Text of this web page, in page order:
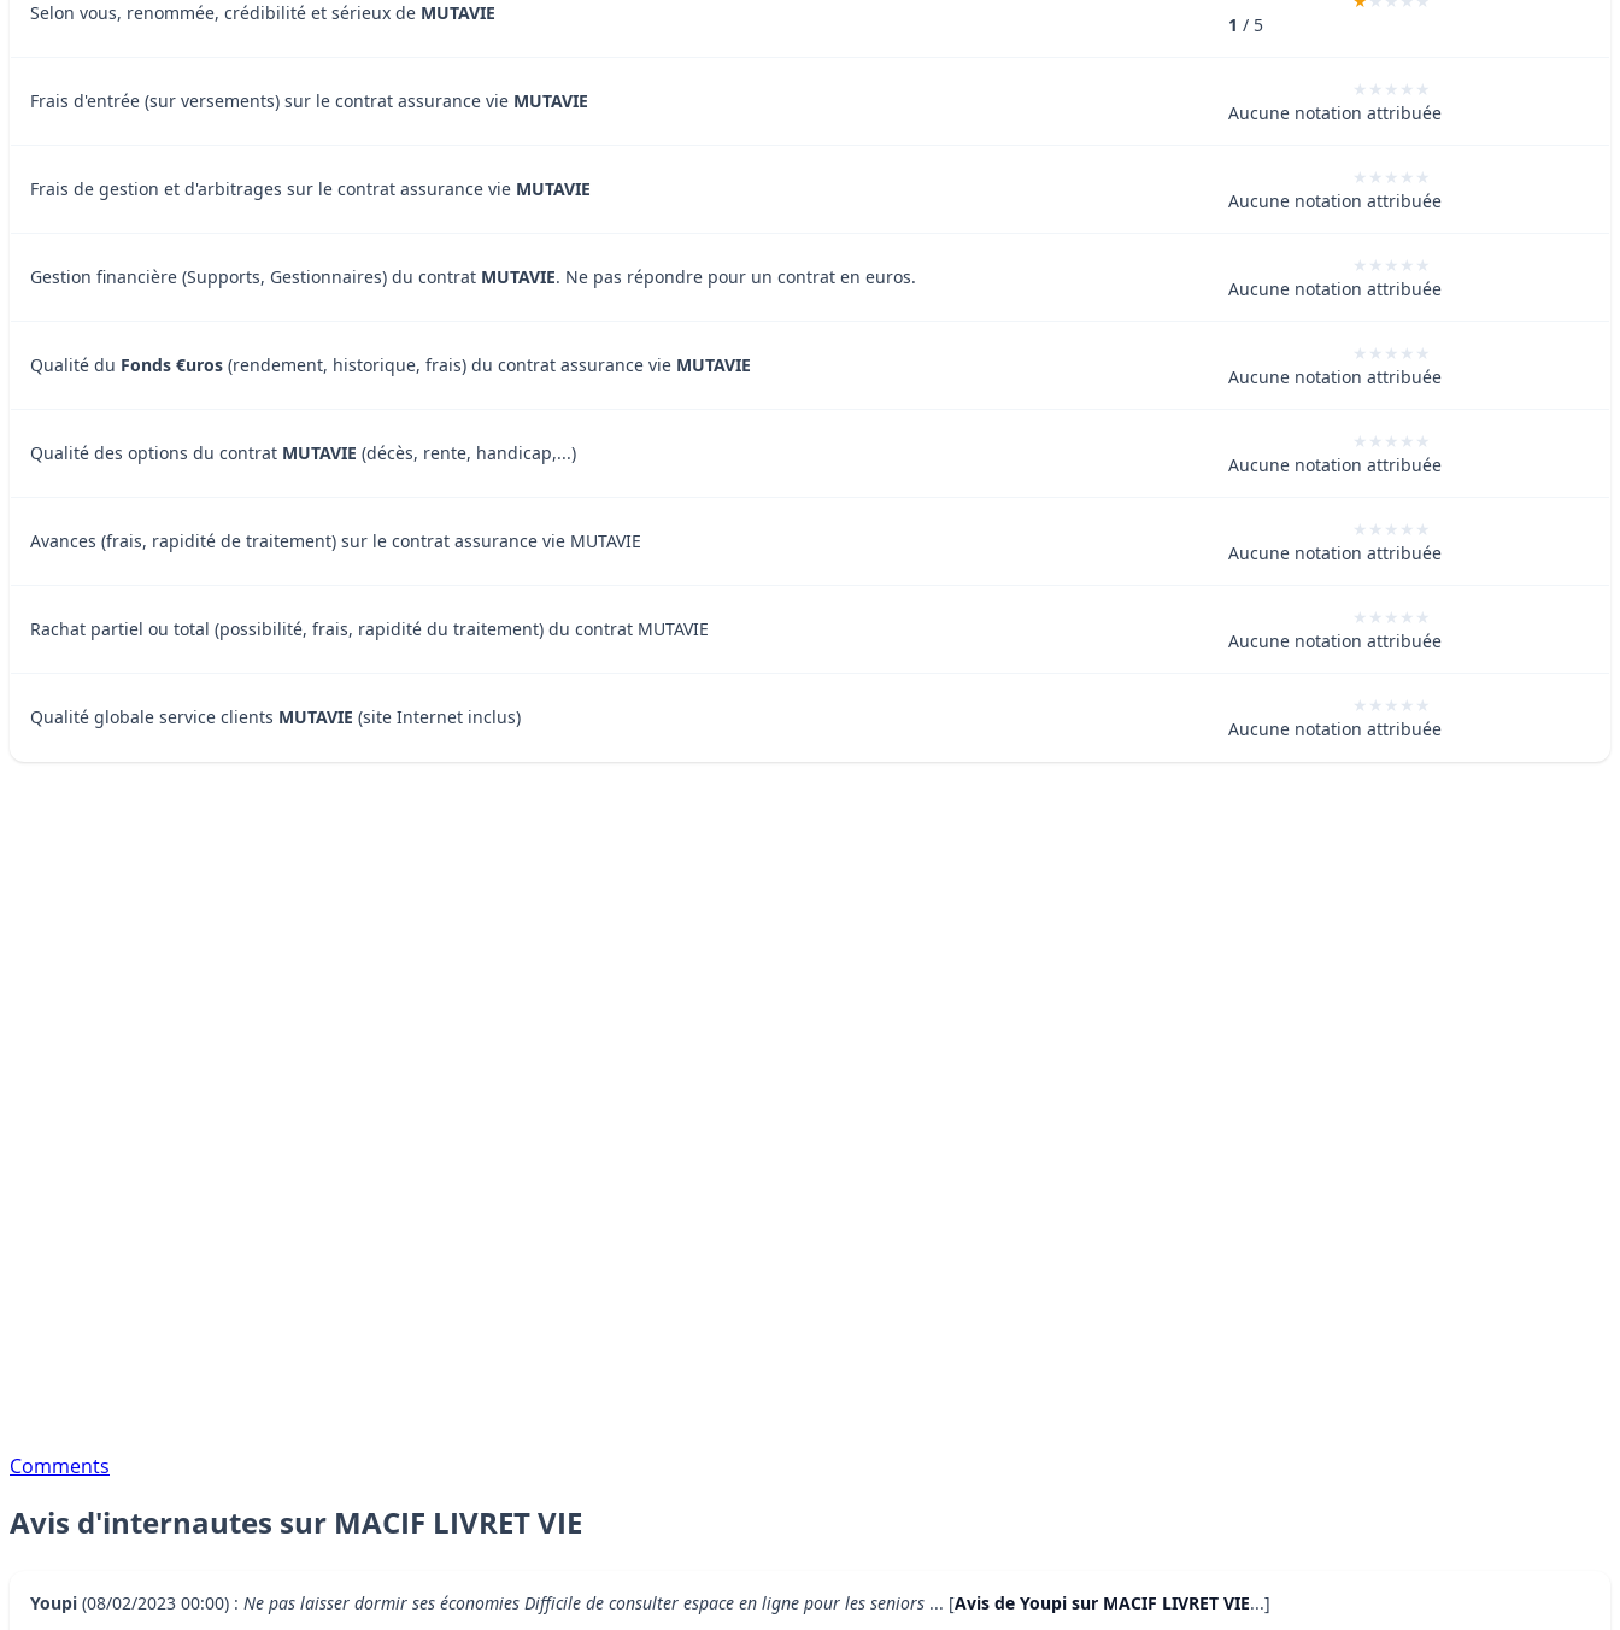
Selon vous, renommée, crédibilité et sérieux de MUTAVIE
1 / 5
Frais d'entrée (sur versements) sur le contrat assurance vie MUTAVIE
Aucune notation attribuée
Frais de gestion et d'arbitrages sur le contrat assurance vie MUTAVIE
Aucune notation attribuée
Gestion financière (Supports, Gestionnaires) du contrat MUTAVIE. Ne pas répondre pour un contrat en euros.
Aucune notation attribuée
Qualité du Fonds €uros (rendement, historique, frais) du contrat assurance vie MUTAVIE
Aucune notation attribuée
Qualité des options du contrat MUTAVIE (décès, rente, handicap,...)
Aucune notation attribuée
Avances (frais, rapidité de traitement) sur le contrat assurance vie MUTAVIE
Aucune notation attribuée
Rachat partiel ou total (possibilité, frais, rapidité du traitement) du contrat MUTAVIE
Aucune notation attribuée
Qualité globale service clients MUTAVIE (site Internet inclus)
Aucune notation attribuée
Comments
Avis d'internautes sur MACIF LIVRET VIE
Youpi (08/02/2023 00:00) : Ne pas laisser dormir ses économies Difficile de consulter espace en ligne pour les seniors ... [Avis de Youpi sur MACIF LIVRET VIE...]